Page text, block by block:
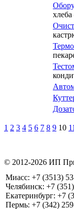
1 2 3 4 5 6 7 8 9 10 11
© 2012-2026 ИП
Миасс: +7 (3513)
Челябинск: +7
Екатеринбург: +7
Пермь: +7 (342)